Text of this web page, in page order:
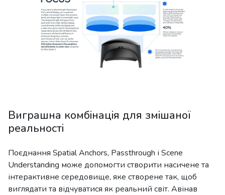
Виграшна комбінація для змішаної
реальності
Поєднання Spatial Anchors, Passthrough і Scene
Understanding може допомогти створити насичене та
інтерактивне середовище, яке створене так, щоб
виглядати та відчуватися як реальний світ. Авінав